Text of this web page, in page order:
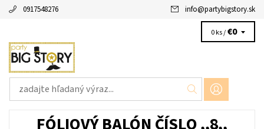
0917548276 info@partybigstory.sk
0 ks /€0
FÓLIOVÝ BALÓN ČÍSLO ,,8,,